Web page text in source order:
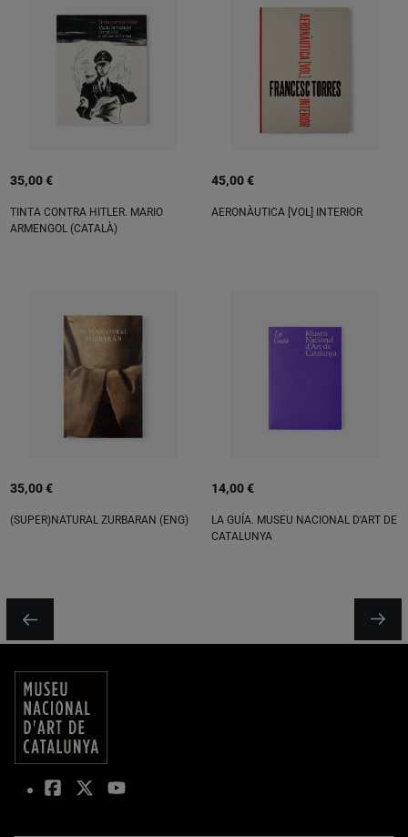
35,00 €
TINTA CONTRA HITLER. MARIO
ARMENGOL (CATALÀ)
45,00 €
AERONÀUTICA [VOL] INTERIOR
35,00 €
(SUPER)NATURAL ZURBARAN (ENG)
14,00 €
LA GUÍA. MUSEU NACIONAL D'ART DE
CATALUNYA